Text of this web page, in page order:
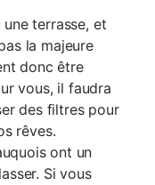
terrasse, et
la majeure
donc être
vous, il faudra
des filtres pour
rêves.
ont un
Si vous